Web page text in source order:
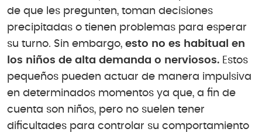
de que les pregunten, toman decisiones
precipitadas o tienen problemas para esperar
su turno. Sin embargo, esto no es habitual en
los niños de alta demanda o nerviosos. Estos
pequeños pueden actuar de manera impulsiva
en determinados momentos ya que, a fin de
cuenta son niños, pero no suelen tener
dificultades para controlar su comportamiento